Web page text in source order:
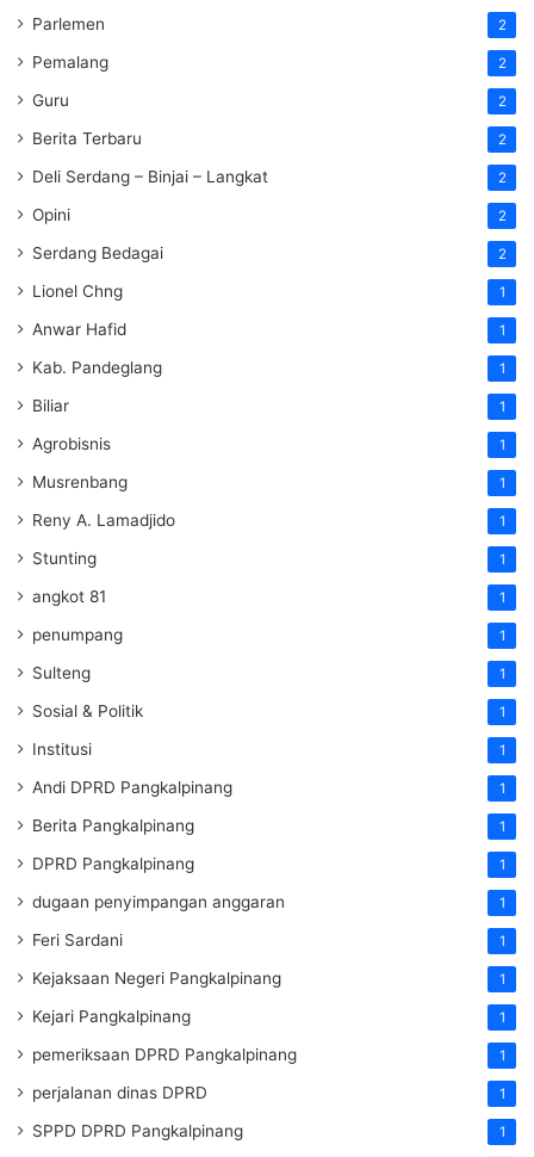
Parlemen 2
Pemalang 2
Guru 2
Berita Terbaru 2
Deli Serdang – Binjai – Langkat 2
Opini 2
Serdang Bedagai 2
Lionel Chng 1
Anwar Hafid 1
Kab. Pandeglang 1
Biliar 1
Agrobisnis 1
Musrenbang 1
Reny A. Lamadjido 1
Stunting 1
angkot 81 1
penumpang 1
Sulteng 1
Sosial & Politik 1
Institusi 1
Andi DPRD Pangkalpinang 1
Berita Pangkalpinang 1
DPRD Pangkalpinang 1
dugaan penyimpangan anggaran 1
Feri Sardani 1
Kejaksaan Negeri Pangkalpinang 1
Kejari Pangkalpinang 1
pemeriksaan DPRD Pangkalpinang 1
perjalanan dinas DPRD 1
SPPD DPRD Pangkalpinang 1